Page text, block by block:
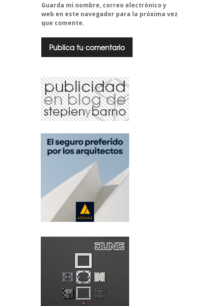
Guarda mi nombre, correo electrónico y
web en este navegador para la próxima vez
que comente.